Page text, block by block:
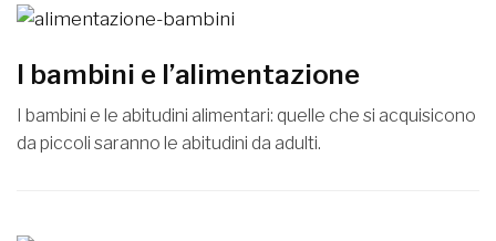
I bambini e l’alimentazione
I bambini e le abitudini alimentari: quelle che si acquisicono
da piccoli saranno le abitudini da adulti.